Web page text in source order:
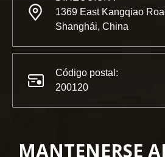
1369 East Kangqiao
Shanghái, China
Código postal:
200120
MANTENERSE